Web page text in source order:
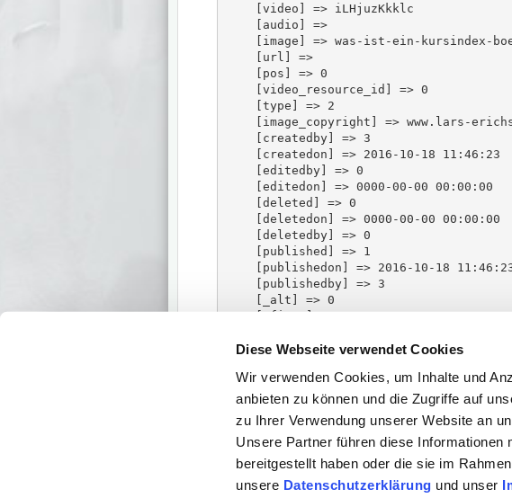
Diese Webseite verwendet Cookies
Wir verwenden Cookies, um Inhalte und
anbieten zu können und die Zugriffe auf
zu Ihrer Verwendung unserer Website an
Unsere Partner führen diese
bereitgestellt haben oder die sie im
unsere Datenschutzerklärung und unser
    [video] => iLHjuzKkklc
    [audio] =>
[image] => was-ist-ein-kursindex-
    [url] =>
    [pos] => 0
    [video_resource_id] => 0
    [type] => 2
[image_copyright] => www.lars-
    [createdby] => 3
    [createdon] => 2016-10-18 11:46:23
    [editedby] => 0
    [editedon] => 0000-00-00 00:00:00
    [deleted] => 0
    [deletedon] => 0000-00-00 00:00:00
    [deletedby] => 0
    [published] => 1
[publishedon] => 2016-10-18
    [publishedby] => 3
    [_alt] => 0
    [_first] => 1
    [_idx] => 1
    [property.packageName] => bds
[property.classname] =>
    [property.where] => {"id":"117"}
    [_count] => 1
    [_total] => 1